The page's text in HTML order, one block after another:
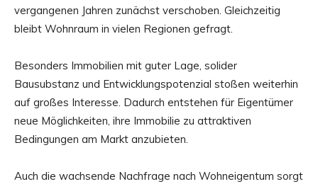
vergangenen Jahren zunächst verschoben. Gleichzeitig
bleibt Wohnraum in vielen Regionen gefragt.
Besonders Immobilien mit guter Lage, solider
Bausubstanz und Entwicklungspotenzial stoßen weiterhin
auf großes Interesse. Dadurch entstehen für Eigentümer
neue Möglichkeiten, ihre Immobilie zu attraktiven
Bedingungen am Markt anzubieten.
Auch die wachsende Nachfrage nach Wohneigentum sorgt